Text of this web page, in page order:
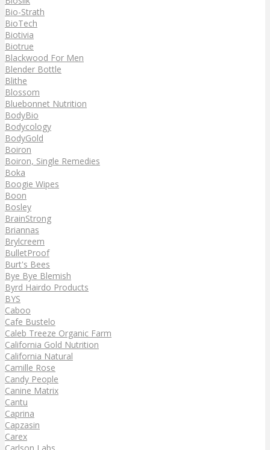
Bio-Strath
BioTech
Biotivia
Biotrue
Blackwood For Men
Blender Bottle
Blithe
Blossom
Bluebonnet Nutrition
BodyBio
Bodycology
BodyGold
Boiron
Boiron, Single Remedies
Boka
Boogie Wipes
Boon
Bosley
BrainStrong
Briannas
Brylcreem
BulletProof
Burt's Bees
Bye Bye Blemish
Byrd Hairdo Products
BYS
Caboo
Cafe Bustelo
Caleb Treeze Organic Farm
California Gold Nutrition
California Natural
Camille Rose
Candy People
Canine Matrix
Cantu
Caprina
Capzasin
Carex
Carlson Labs